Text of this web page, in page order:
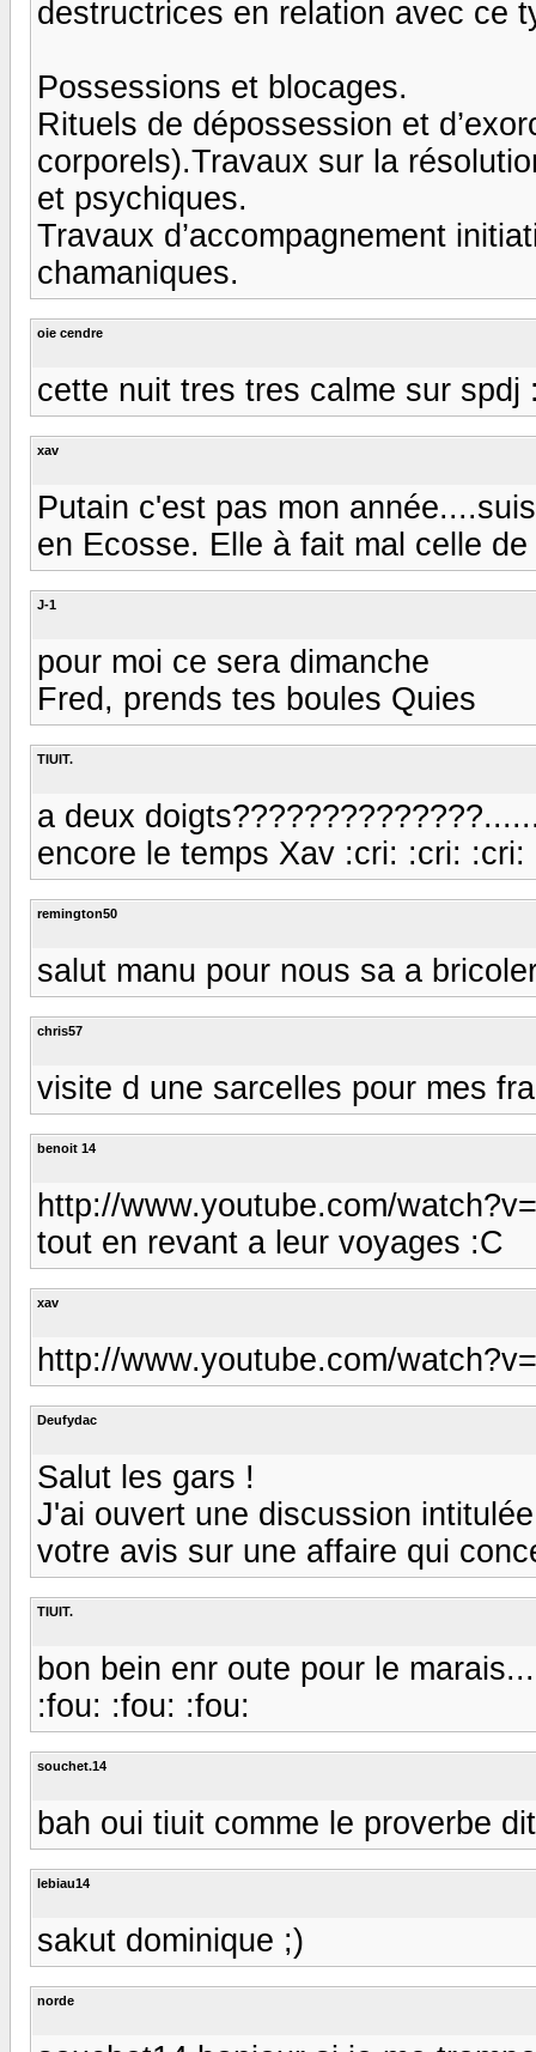
destructrices en relation avec ce
Possessions et blocages.
Rituels de dépossession et
corporels).Travaux sur la
et psychiques.
Travaux d’accompagnement
chamaniques.
oie cendre
cette nuit tres tres calme sur spdj
xav
Putain c'est pas mon
en Ecosse. Elle à fait mal celle
J-1
pour moi ce sera dimanche
Fred, prends tes boules Quies
TIUIT.
a deux
encore le temps Xav :cri: :cri:
remington50
salut manu pour nous sa a
chris57
visite d une sarcelles pour mes
benoit 14
http://www.youtube.com/
tout en revant a leur voyages :C
xav
http://www.youtube.com/
Deufydac
Salut les gars !
J'ai ouvert une discussion
votre avis sur une affaire qui
TIUIT.
bon bein enr oute pour le
:fou: :fou: :fou:
souchet.14
bah oui tiuit comme le proverbe
lebiau14
sakut dominique ;)
norde